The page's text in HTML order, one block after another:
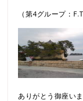
（第4グループ：F.T
ありがとう御座いま